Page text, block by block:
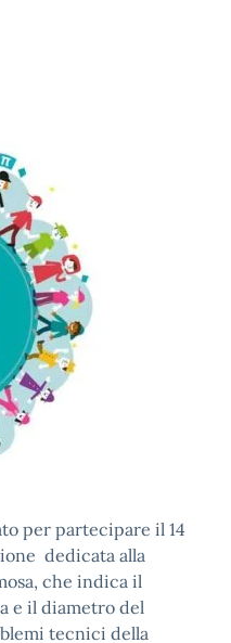
per partecipare il 14
dedicata alla
che indica il
e il diametro del
tecnici della